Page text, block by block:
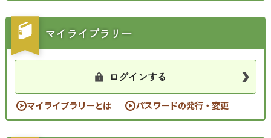
マイライブラリー
ログインする
マイライブラリーとは パスワードの発行・変更